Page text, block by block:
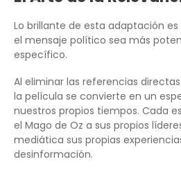
Lo brillante de esta adaptación
el mensaje político sea más
específico.
Al eliminar las referencias
la película se convierte en un
nuestros propios tiempos. Cada
el Mago de Oz a sus propios
mediática sus propias
desinformación.